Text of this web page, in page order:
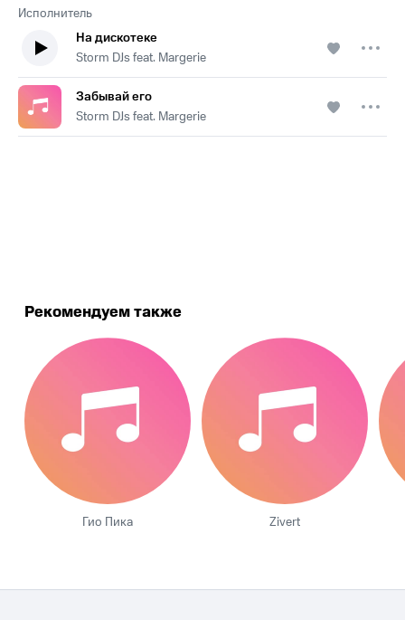
Исполнитель
На дискотеке
Storm DJs feat. Margerie
Забывай его
Storm DJs feat. Margerie
Рекомендуем также
Гио Пика Zivert